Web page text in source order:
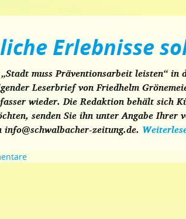
Erlebnisse
muss Präventionsarbeit leisten“
Leserbrief von Friedhelm
wieder. Die Redaktion behält sich
senden Sie ihn unter Angabe Ihrer
zeitung.de.